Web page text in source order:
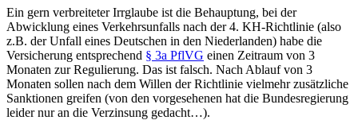
Ein gern verbreiteter Irrglaube ist die Behauptung, bei der
Abwicklung eines Verkehrsunfalls nach der 4. KH-Richtlinie (also
z.B. der Unfall eines Deutschen in den Niederlanden) habe die
Versicherung entsprechend § 3a PflVG einen Zeitraum von 3
Monaten zur Regulierung. Das ist falsch. Nach Ablauf von 3
Monaten sollen nach dem Willen der Richtlinie vielmehr zusätzliche
Sanktionen greifen (von den vorgesehenen hat die Bundesregierung
leider nur an die Verzinsung gedacht…).